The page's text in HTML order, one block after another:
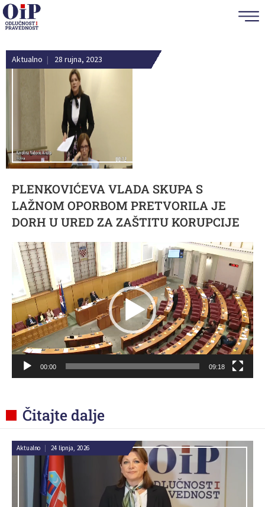
Aktualno | 28 rujna, 2023
PLENKOVIĆEVA VLADA SKUPA S
LAŽNOM OPORBOM PRETVORILA JE
DORH U URED ZA ZAŠTITU KORUPCIJE
Reproduktor
videozapisa
00:00 09:18
Čitajte dalje
Aktualno | 24 lipnja, 2026